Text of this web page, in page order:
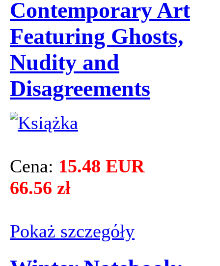
Contemporary Art
Featuring Ghosts,
Nudity and
Disagreements
Cena: 15.48 EUR
66.56 zł
Pokaż szczegόły